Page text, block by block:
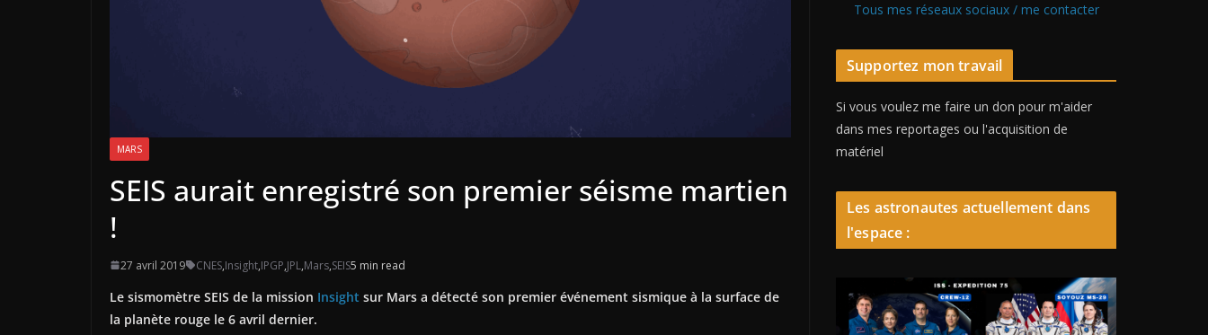
MARS
SEIS aurait enregistré son premier séisme martien
!
27 avril 2019 CNES,Insight,IPGP,JPL,Mars,SEIS5 min read
Le sismomètre SEIS de la mission Insight sur Mars a détecté son premier événement sismique à la surface de
la planète rouge le 6 avril dernier.
Tous mes réseaux sociaux / me contacter
Supportez mon travail
Si vous voulez me faire un don pour m'aider
dans mes reportages ou l'acquisition de
matériel
Les astronautes actuellement dans
l'espace :